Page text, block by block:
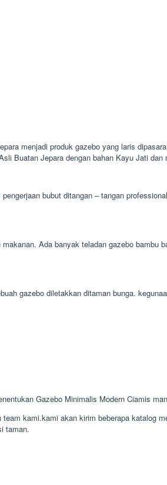
menjadi produk gazebo yang laris
Buatan Jepara dengan bahan Kayu Jati dan
bubut ditangan – tangan
Ada banyak teladan gazebo bambu
gazebo diletakkan ditaman bunga.
Gazebo Minimalis Modern Ciamis
kami.kami akan kirim beberapa katalog
taman.